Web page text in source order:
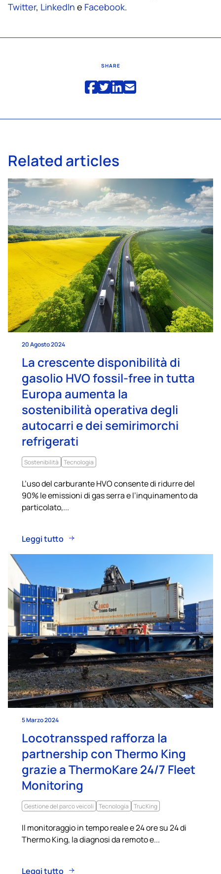
Twitter, LinkedIn e Facebook.
SHARE
Related articles
20 Agosto 2024
La crescente disponibilità di
gasolio HVO fossil-free in tutta
Europa aumenta la
sostenibilità operativa degli
autocarri e dei semirimorchi
refrigerati
Sostenibilità Tecnologia
L’uso del carburante HVO consente di ridurre del
90% le emissioni di gas serra e l’inquinamento da
particolato,...
Leggi tutto
5 Marzo 2024
Locotranssped rafforza la
partnership con Thermo King
grazie a ThermoKare 24/7 Fleet
Monitoring
Gestione del parco veicoli Tecnologia TrucKing
Il monitoraggio in tempo reale e 24 ore su 24 di
Thermo King, la diagnosi da remoto e...
Leggi tutto